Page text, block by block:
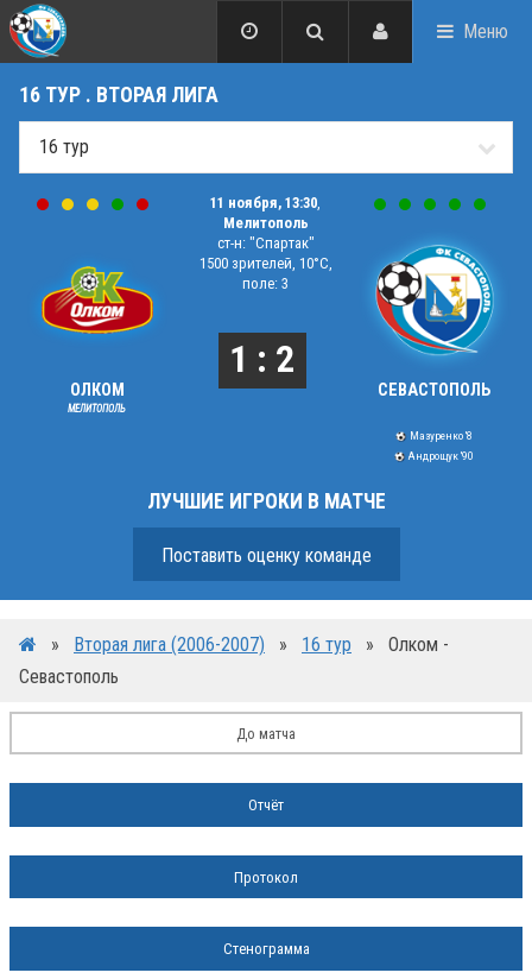
Меню
16 ТУР . ВТОРАЯ ЛИГА
ОЛКОМ
МЕЛИТОПОЛЬ
11 ноября, 13:30
Мелитополь
ст-н: "Спартак"
1500 зрителей, 10°C,
поле: 3
1 : 2
СЕВАСТОПОЛЬ
Мазуренко '8
Андрощук '90
ЛУЧШИЕ ИГРОКИ В МАТЧЕ
Поставить оценку команде
» Вторая лига (2006-2007) » 16 тур »
Олком -
Севастополь
До матча
Отчёт
Протокол
Стенограмма